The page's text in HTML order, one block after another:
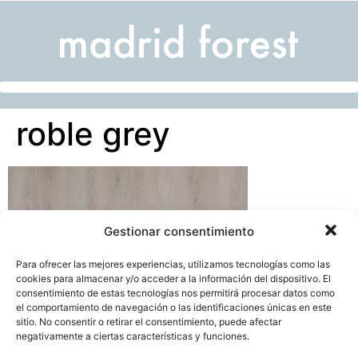
Gestionar consentimiento
Para ofrecer las mejores experiencias, utilizamos tecnologías como las
cookies para almacenar y/o acceder a la información del dispositivo. El
consentimiento de estas tecnologías nos permitirá procesar datos como
el comportamiento de navegación o las identificaciones únicas en este
sitio. No consentir o retirar el consentimiento, puede afectar
negativamente a ciertas características y funciones.
roble grey